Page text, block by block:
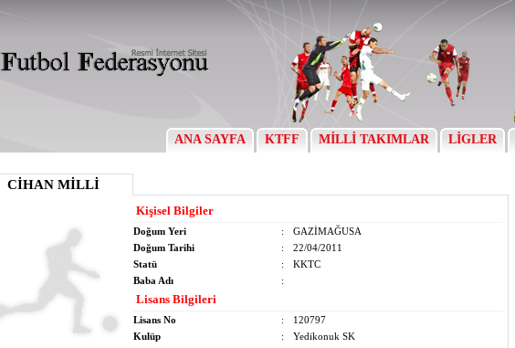
ANA SAYFA KTFF MİLLİ TAKIMLAR LİGLER
CİHAN MİLLİ
Kişisel Bilgiler
Doğum Yeri :
GAZİMAĞUSA
Doğum Tarihi
:
22/04/2011
Statü
:
KKTC
Baba Adı
:
Lisans Bilgileri
Lisans No :
120797
Kulüp
:
Yedikonuk SK